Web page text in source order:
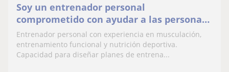
Soy un entrenador personal
comprometido con ayudar a las personas
a alcanzar sus objetivos de forma segura y
efectiva.
Entrenador personal con experiencia en musculación,
entrenamiento funcional y nutrición deportiva.
Capacidad para diseñar planes de entrena...